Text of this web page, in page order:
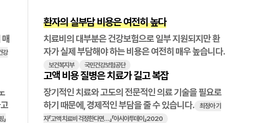
강
환자의 실부담 비용은 여전히 높다
치료비의 대부분은 건강보험으로 일부 지원되지만 환
자가 실제 부담해야 하는 비용은 여전히 매우 높습니다.
보건복지부 국민건강보험공단
고액 비용 질병은 치료가 길고 복잡
장기적인 치료와 고도의 전문적인 의료 기술을 필요로
하기 때문에, 경제적인 부담을 줄 수 있습니다.
최정아 기
자「고액 치료비 걱정한다면…」「아시아투데이」2020